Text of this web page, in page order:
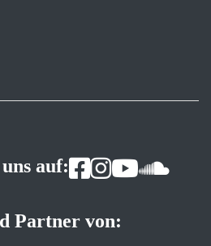
auf:
Partner von: